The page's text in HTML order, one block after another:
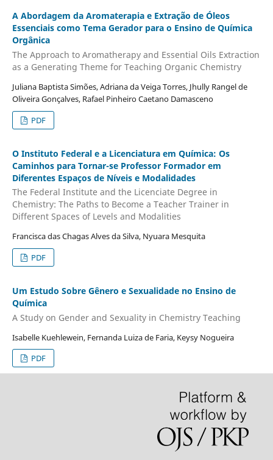
A Abordagem da Aromaterapia e Extração de Óleos
Essenciais como Tema Gerador para o Ensino de Química
Orgânica
The Approach to Aromatherapy and Essential Oils Extraction
as a Generating Theme for Teaching Organic Chemistry
Juliana Baptista Simões, Adriana da Veiga Torres, Jhully Rangel de
Oliveira Gonçalves, Rafael Pinheiro Caetano Damasceno
PDF
O Instituto Federal e a Licenciatura em Química: Os
Caminhos para Tornar-se Professor Formador em
Diferentes Espaços de Níveis e Modalidades
The Federal Institute and the Licenciate Degree in
Chemistry: The Paths to Become a Teacher Trainer in
Different Spaces of Levels and Modalities
Francisca das Chagas Alves da Silva, Nyuara Mesquita
PDF
Um Estudo Sobre Gênero e Sexualidade no Ensino de
Química
A Study on Gender and Sexuality in Chemistry Teaching
Isabelle Kuehlewein, Fernanda Luiza de Faria, Keysy Nogueira
PDF